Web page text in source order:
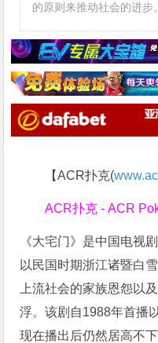
的原则来推动社会的进步。
【ACR扑克(
ACR扑克 - ACR
《大宅门》是中国电视
以民国时期浙江诸暨白
上流社会的家族恩怨以
浮。该剧自1988年首播
现在播出后仍然居高不